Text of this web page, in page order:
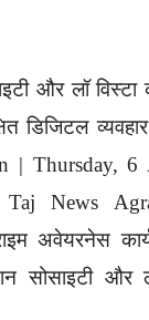
और लॉ
डिजिटल व्यवहार
| Thursday, 6
News
अवेयरनेस
सोसाइटी और